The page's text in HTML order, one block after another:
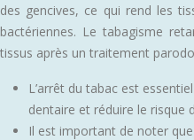
des gencives, ce qui rend les
bactériennes. Le tabagisme
tissus après un traitement
L’arrêt du tabac est
dentaire et réduire le risque
Il est important de noter